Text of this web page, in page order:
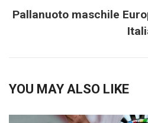
Pallanuoto maschile
YOU MAY ALSO LIKE